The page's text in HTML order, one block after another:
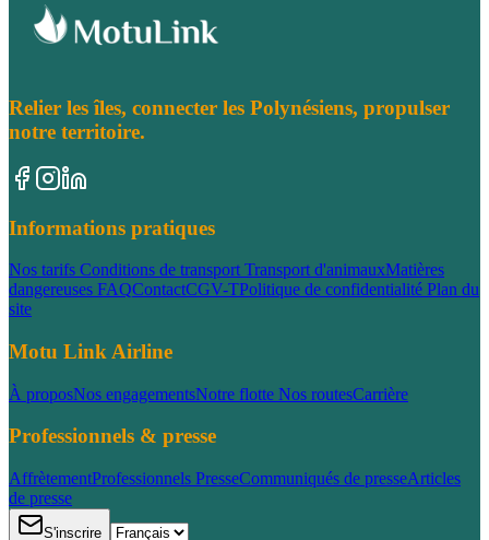
Relier les îles, connecter les Polynésiens, propulser
notre territoire.
Informations pratiques
Nos tarifs Conditions de transport Transport d'animauxMatières
dangereuses FAQContactCGV-TPolitique de confidentialité Plan du
site
Motu Link Airline
À proposNos engagementsNotre flotte Nos routesCarrière
Professionnels & presse
AffrètementProfessionnels PresseCommuniqués de presseArticles
de presse
S'inscrire